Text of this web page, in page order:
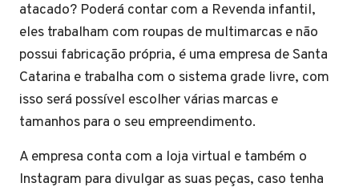
atacado? Poderá contar com a Revenda infantil,
eles trabalham com roupas de multimarcas e não
possui fabricação própria, é uma empresa de Santa
Catarina e trabalha com o sistema grade livre, com
isso será possível escolher várias marcas e
tamanhos para o seu empreendimento.
A empresa conta com a loja virtual e também o
Instagram para divulgar as suas peças, caso tenha